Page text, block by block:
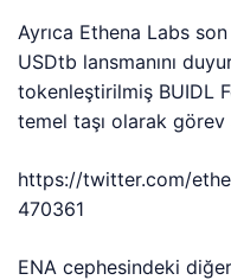
Ayrıca Ethena Labs
USDtb lansmanını
tokenleştirilmiş BUIDL
temel taşı olarak görev
https://twitter.com/
470361
ENA cephesindeki